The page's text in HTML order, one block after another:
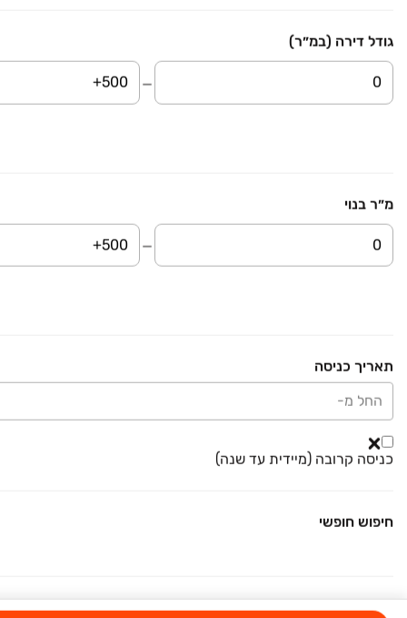
גודל דירה (במ״ר)
מ״ר בנוי
תאריך כניסה
החל מ-
כניסה קרובה (מיידית עד שנה)
חיפוש חופשי
3 חדרים • קומה ‎1‏ • 85 מ״ר
₪ 2,750,000
שדרות ציונה צרפת 35